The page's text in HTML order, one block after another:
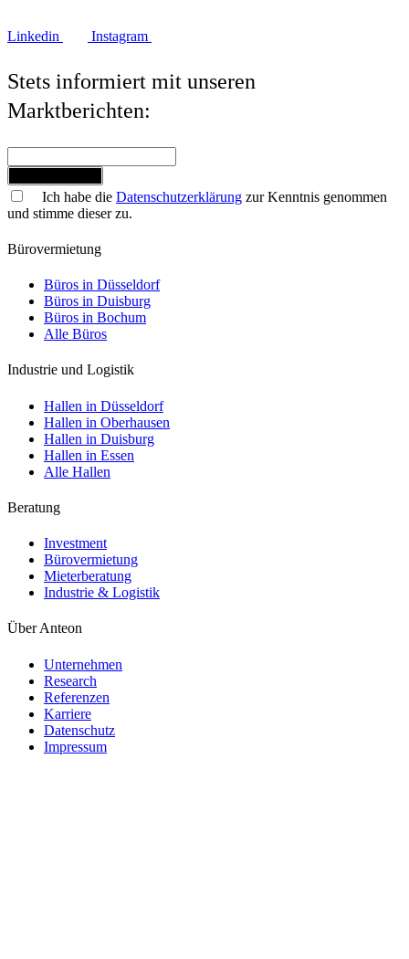
Linkedin Instagram
Stets informiert mit unseren
Marktberichten:
Ich habe die Datenschutzerklärung zur Kenntnis genommen
und stimme dieser zu.
Bürovermietung
Büros in Düsseldorf
Büros in Duisburg
Büros in Bochum
Alle Büros
Industrie und Logistik
Hallen in Düsseldorf
Hallen in Oberhausen
Hallen in Duisburg
Hallen in Essen
Alle Hallen
Beratung
Investment
Bürovermietung
Mieterberatung
Industrie & Logistik
Über Anteon
Unternehmen
Research
Referenzen
Karriere
Datenschutz
Impressum